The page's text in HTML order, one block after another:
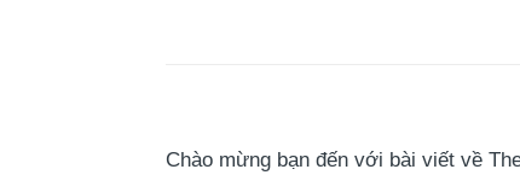
Chào mừng bạn đến với bài viết về